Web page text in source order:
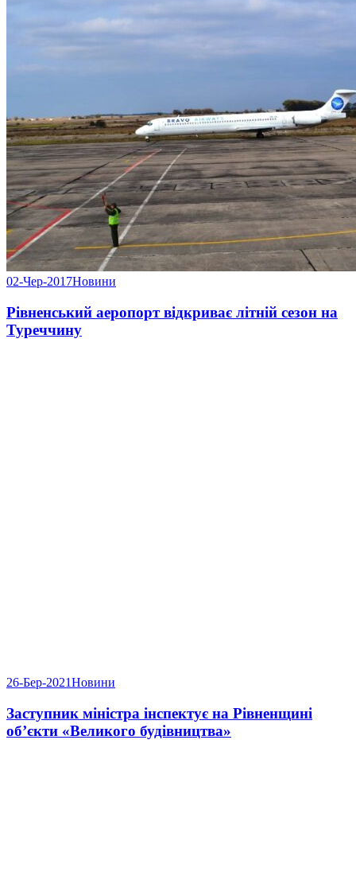
02-Чер-2017Новини
Рівненський аеропорт відкриває літній сезон на
Туреччину
26-Бер-2021Новини
Заступник міністра інспектує на Рівненщині
об’єкти «Великого будівництва»